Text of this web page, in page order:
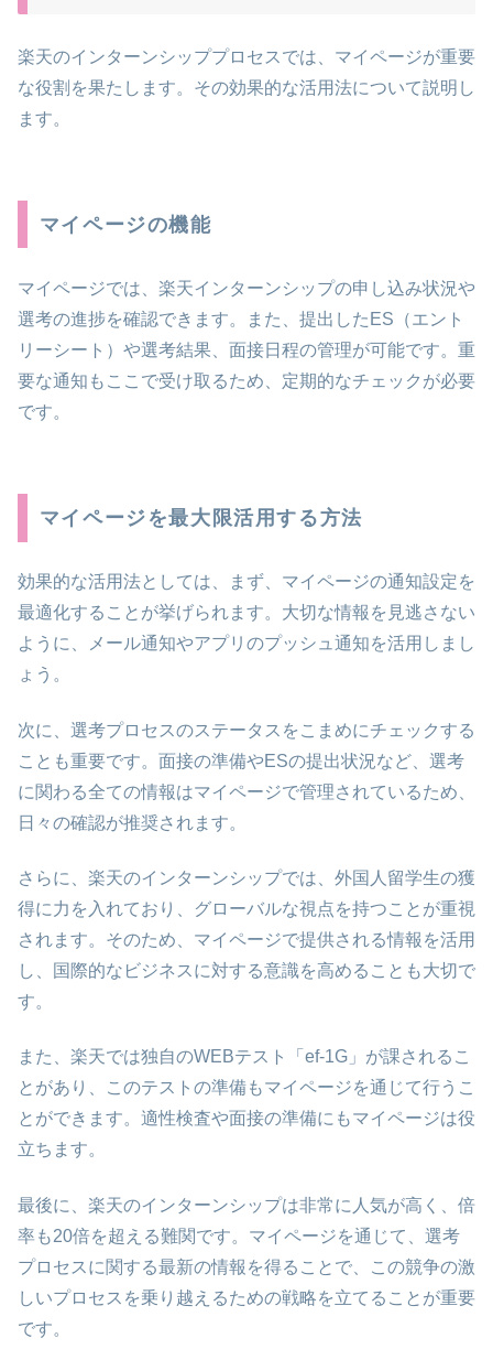
楽天のインターンシッププロセスでは、マイページが重要
な役割を果たします。その効果的な活用法について説明し
ます。
マイページの機能
マイページでは、楽天インターンシップの申し込み状況や
選考の進捗を確認できます。また、提出したES（エント
リーシート）や選考結果、面接日程の管理が可能です。重
要な通知もここで受け取るため、定期的なチェックが必要
です。
マイページを最大限活用する方法
効果的な活用法としては、まず、マイページの通知設定を
最適化することが挙げられます。大切な情報を見逃さない
ように、メール通知やアプリのプッシュ通知を活用しまし
ょう。
次に、選考プロセスのステータスをこまめにチェックする
ことも重要です。面接の準備やESの提出状況など、選考
に関わる全ての情報はマイページで管理されているため、
日々の確認が推奨されます。
さらに、楽天のインターンシップでは、外国人留学生の獲
得に力を入れており、グローバルな視点を持つことが重視
されます。そのため、マイページで提供される情報を活用
し、国際的なビジネスに対する意識を高めることも大切で
す。
また、楽天では独自のWEBテスト「ef-1G」が課されるこ
とがあり、このテストの準備もマイページを通じて行うこ
とができます。適性検査や面接の準備にもマイページは役
立ちます。
最後に、楽天のインターンシップは非常に人気が高く、倍
率も20倍を超える難関です。マイページを通じて、選考
プロセスに関する最新の情報を得ることで、この競争の激
しいプロセスを乗り越えるための戦略を立てることが重要
です。